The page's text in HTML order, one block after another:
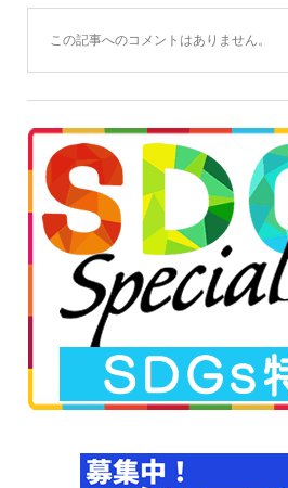
この記事へのコメントはありません。